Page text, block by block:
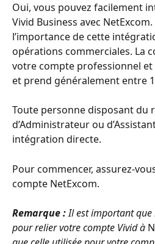
Oui, vous pouvez facilement
Vivid Business avec
l’importance de cette
opérations commerciales. La
votre compte professionnel et
et prend généralement entre
Toute personne disposant du
d’Administrateur ou
intégration directe.
Pour commencer, assurez-
compte NetExcom.
Remarque : Il est important que
pour relier votre compte Vivid à